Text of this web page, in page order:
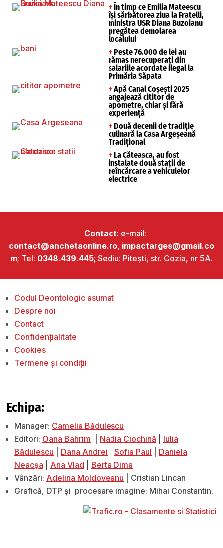
+ În timp ce Emilia Mateescu
își sărbătorea ziua la Fratelli,
ministra USR Diana Buzoianu
pregătea demolarea
localului
+ Peste 76.000 de lei au
rămas nerecuperați din
salariile acordate ilegal la
Primăria Săpata
+ Apă Canal Coșești 2025
angajează cititor de
apometre, chiar și fără
experiență
+ Două decenii de tradiție
culinară la Casa Argeșeană
Tradițional
+ La Căteasca, au fost
instalate două stații de
reîncărcare a vehiculelor
electrice
Contact: e-mail:
contact@anchetaonline.ro, impactarges@gmail.co
m; Tel: 0348.439.445; Sediu: Pitești, str. Cozia, nr 5A.
Codul Deontologic asumat
Despre noi
Contact
Confidențialitate
Cookies
Termene și condiții
Echipa:
Manager: Camelia Bădulescu
Editori: Oana Bahrim Nadia Ciochină
Iulia
Bădulescu
Dana Andrei Sofia Paul
Daniela
Neacșa
Ana Vlad
Berta Dima
Vânzări: Adelina Moldoveanu | Cristian Lincan
Grafică, DTP și procesare imagine: Mihai Constantin.